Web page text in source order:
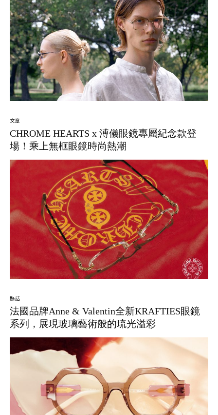
文章
CHROME HEARTS x 溥儀眼鏡專屬紀念款登
場！乘上無框眼鏡時尚熱潮
熱話
法國品牌Anne & Valentin全新KRAFTIES眼鏡
系列，展現玻璃藝術般的琉光溢彩